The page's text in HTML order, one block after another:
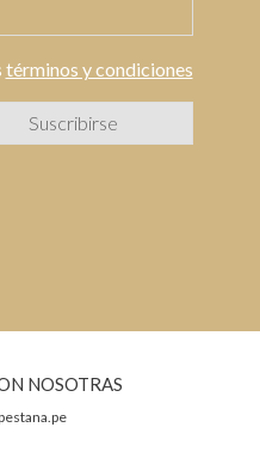
términos y condiciones
NOSOTRAS